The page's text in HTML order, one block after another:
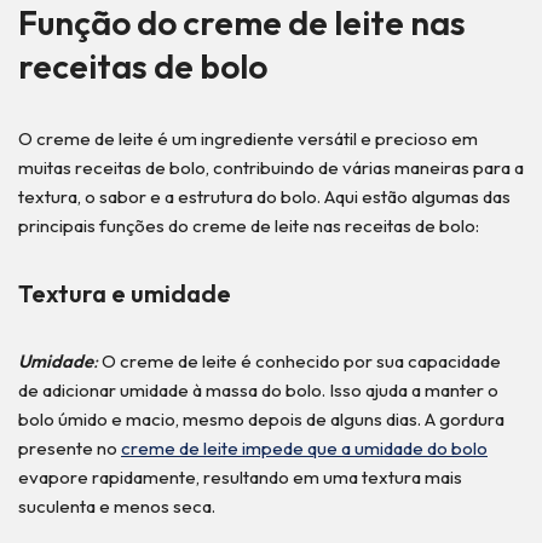
Função do creme de leite nas
receitas de bolo
O creme de leite é um ingrediente versátil e precioso em
muitas receitas de bolo, contribuindo de várias maneiras para a
textura, o sabor e a estrutura do bolo. Aqui estão algumas das
principais funções do creme de leite nas receitas de bolo:
Textura e umidade
Umidade:O creme de leite é conhecido por sua capacidade
de adicionar umidade à massa do bolo. Isso ajuda a manter o
bolo úmido e macio, mesmo depois de alguns dias. A gordura
presente no creme de leite impede que a umidade do bolo
evapore rapidamente, resultando em uma textura mais
suculenta e menos seca.